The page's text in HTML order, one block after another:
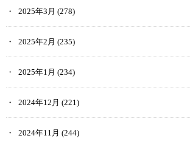
2025年3月 (278)
2025年2月 (235)
2025年1月 (234)
2024年12月 (221)
2024年11月 (244)